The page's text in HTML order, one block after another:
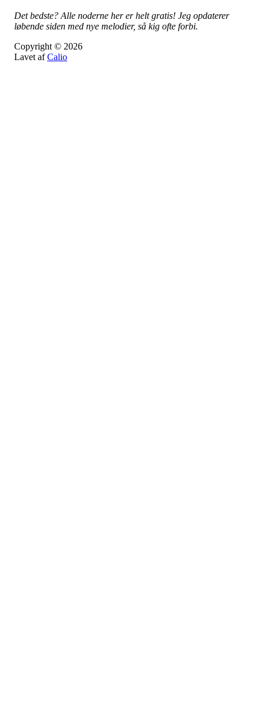
Det bedste? Alle noderne her er helt gratis! Jeg opdaterer
løbende siden med nye melodier, så kig ofte forbi.
Copyright © 2026
Lavet afCalio